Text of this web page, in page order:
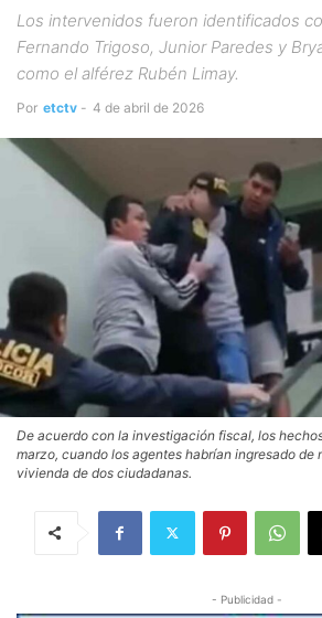
Los intervenidos fueron identificados
Fernando Trigoso, Junior Paredes y
como el alférez Rubén Limay.
Por etctv - 4 de abril de 2026
De acuerdo con la investigación fiscal, los
marzo, cuando los agentes habrían ingresado de
vivienda de dos ciudadanas.
- Publicidad -